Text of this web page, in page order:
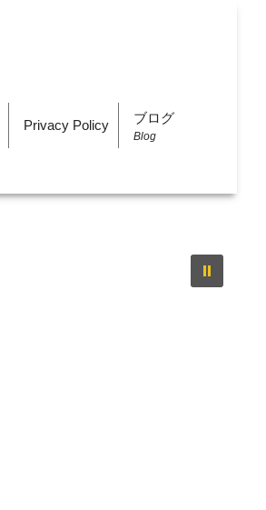
Privacy Policy ブログ
Blog